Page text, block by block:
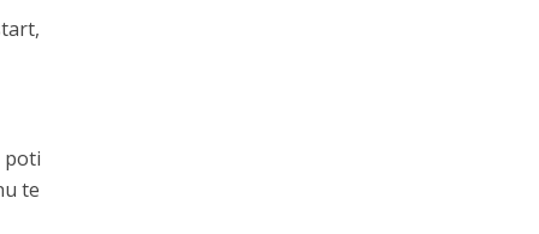
poti
te